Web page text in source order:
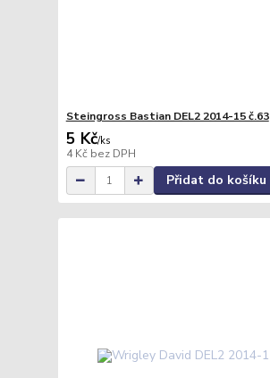
Steingross Bastian DEL2 2014-15 č.63
5 Kč/ks
4 Kč bez DPH
Přidat do košíku